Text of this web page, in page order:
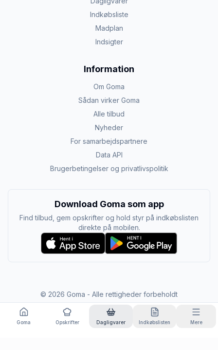
Indkøbsliste
Madplan
Indsigter
Information
Om Goma
Sådan virker Goma
Alle tilbud
Nyheder
For samarbejdspartnere
Data API
Brugerbetingelser og privatlivspolitik
Download Goma som app
Find tilbud, gem opskrifter og hold styr på indkøbslisten
direkte på mobilen.
© 2026 Goma - Alle rettigheder forbeholdt
Goma Opskrifter Dagligvarer Indkøbslisten Mere